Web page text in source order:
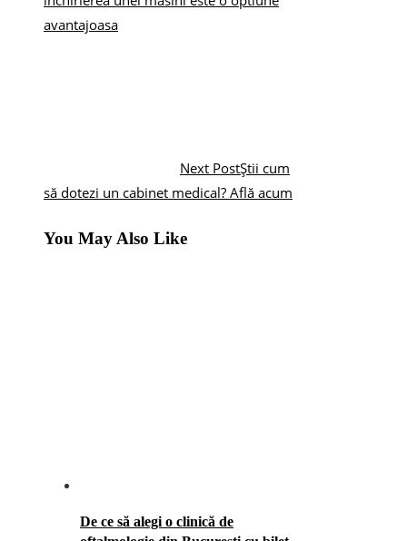
avantajoasa
Next PostȘtii cum
să dotezi un cabinet medical? Află acum
You May Also Like
De ce să alegi o clinică de